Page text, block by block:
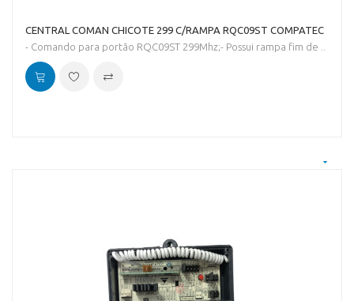
CENTRAL COMAN CHICOTE 299 C/RAMPA RQC09ST COMPATEC
- Comando para portão RQC09ST 299Mhz;- Possui rampa fim de ..